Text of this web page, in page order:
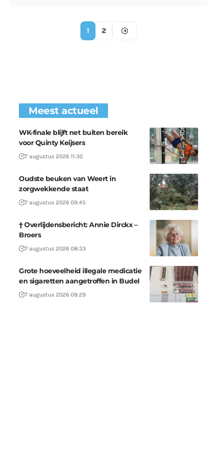
1 2
Meest actueel
WK-finale blijft net buiten bereik
voor Quinty Keijsers
7 augustus 2026 11:30
Oudste beuken van Weert in
zorgwekkende staat
7 augustus 2026 09:45
† Overlijdensbericht: Annie Dirckx –
Broers
7 augustus 2026 08:33
Grote hoeveelheid illegale medicatie
en sigaretten aangetroffen in Budel
7 augustus 2026 09:29